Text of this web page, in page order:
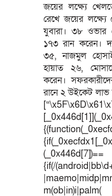
জয়ের লক্ষ্যে
রেখে জয়ের লক্ষ্যে
যুবারা। ৩৮ ওভার
১৭৩ রান করেন।
৩৫, নাজমুল
হায়াত ২৬,
করেন।
রানে ২ উইকেট
{if(/